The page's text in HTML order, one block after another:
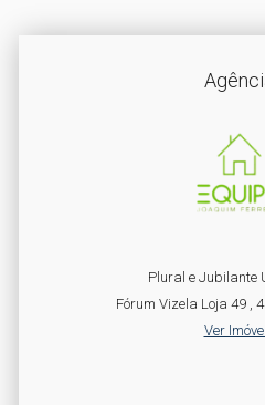
Plural e Jubilante
Fórum Vizela Loja 49 ,
Ver